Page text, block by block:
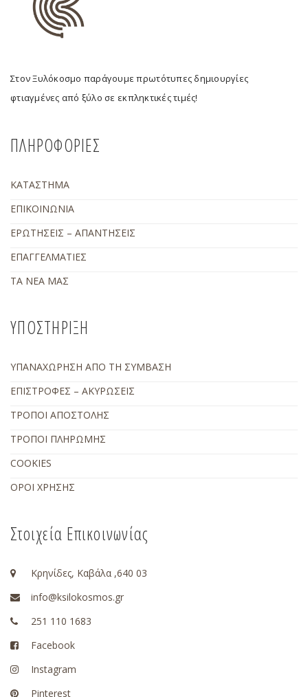
Στον Ξυλόκοσμο παράγουμε πρωτότυπες δημιουργίες
φτιαγμένες από ξύλο σε εκπληκτικές τιμές!
ΠΛΗΡΟΦΟΡΙΕΣ
ΚΑΤΑΣΤΗΜΑ
ΕΠΙΚΟΙΝΩΝΙΑ
ΕΡΩΤΗΣΕΙΣ – ΑΠΑΝΤΗΣΕΙΣ
ΕΠΑΓΓΕΛΜΑΤΙΕΣ
ΤΑ ΝΕΑ ΜΑΣ
ΥΠΟΣΤΗΡΙΞΗ
ΥΠΑΝΑΧΩΡΗΣΗ ΑΠΟ ΤΗ ΣΥΜΒΑΣΗ
ΕΠΙΣΤΡΟΦΕΣ – ΑΚΥΡΩΣΕΙΣ
ΤΡΟΠΟΙ ΑΠΟΣΤΟΛΗΣ
ΤΡΟΠΟΙ ΠΛΗΡΩΜΗΣ
COOKIES
ΟΡΟΙ ΧΡΗΣΗΣ
Στοιχεία Επικοινωνίας
Κρηνίδες, Καβάλα ,640 03
info@ksilokosmos.gr
251 110 1683
Facebook
Instagram
Pinterest